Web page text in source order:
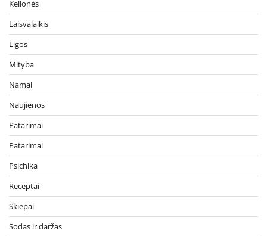
Kelionės
Laisvalaikis
Ligos
Mityba
Namai
Naujienos
Patarimai
Patarimai
Psichika
Receptai
Skiepai
Sodas ir daržas